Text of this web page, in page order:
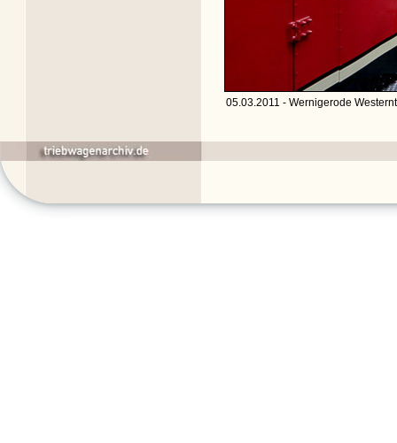
05.03.2011 - Wernigerode